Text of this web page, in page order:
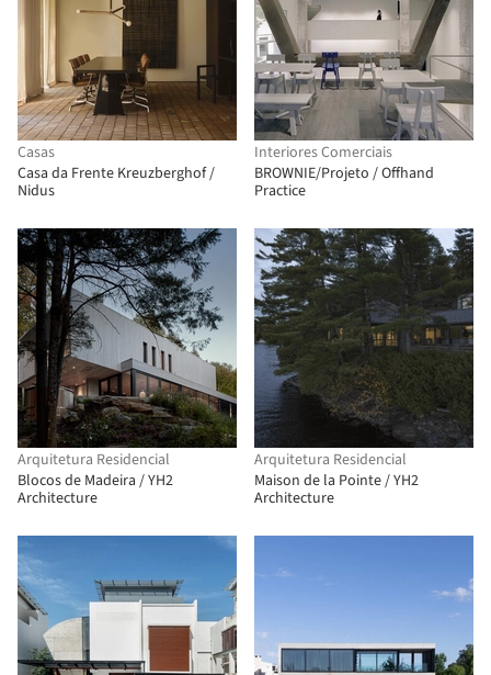
Casas
Casa da Frente Kreuzberghof /
Nidus
Interiores Comerciais
BROWNIE/Projeto / Offhand
Practice
Arquitetura Residencial
Blocos de Madeira / YH2
Architecture
Arquitetura Residencial
Maison de la Pointe / YH2
Architecture